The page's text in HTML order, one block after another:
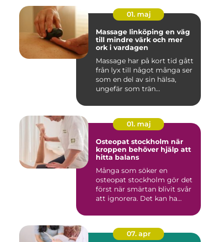
01. maj
Massage linköping en väg
till mindre värk och mer
ork i vardagen
Massage har på kort tid gått
från lyx till något många ser
som en del av sin hälsa,
ungefär som trän...
01. maj
Osteopat stockholm när
kroppen behöver hjälp att
hitta balans
Många som söker en
osteopat stockholm gör det
först när smärtan blivit svår
att ignorera. Det kan ha...
07. apr